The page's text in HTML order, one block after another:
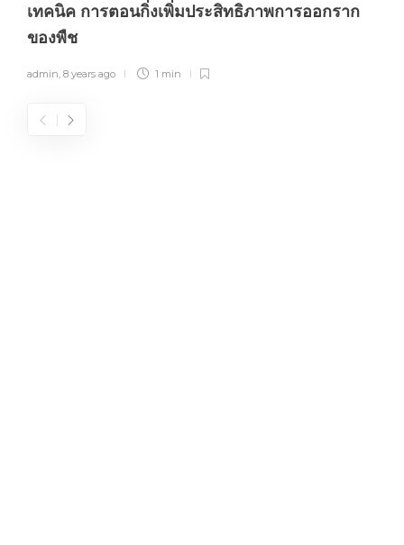
เทคนิค การตอนกิ่งเพิ่มประสิทธิภาพการออกราก
ของพืช
admin, 8 years ago 1 min